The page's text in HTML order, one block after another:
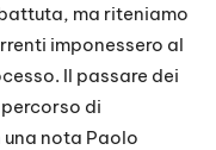
ma riteniamo
imponessero al
Il passare dei
di
nota Paolo